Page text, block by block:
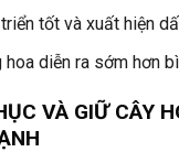
tốt và xuất hiện
diễn ra sớm hơn
VÀ GIỮ CÂY